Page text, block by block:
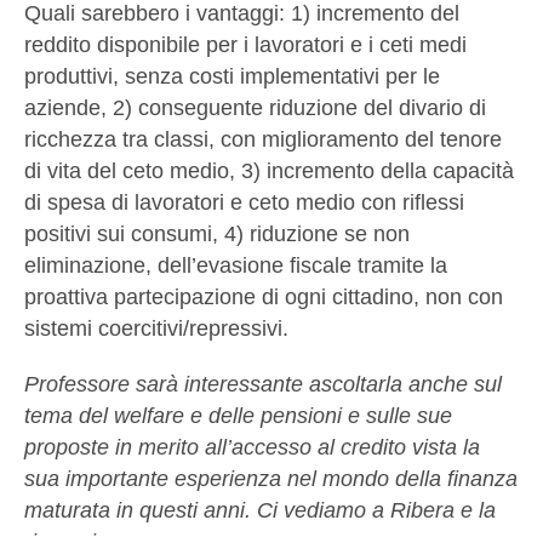
Quali sarebbero i vantaggi: 1) incremento del
reddito disponibile per i lavoratori e i ceti medi
produttivi, senza costi implementativi per le
aziende, 2) conseguente riduzione del divario di
ricchezza tra classi, con miglioramento del tenore
di vita del ceto medio, 3) incremento della capacità
di spesa di lavoratori e ceto medio con riflessi
positivi sui consumi, 4) riduzione se non
eliminazione, dell’evasione fiscale tramite la
proattiva partecipazione di ogni cittadino, non con
sistemi coercitivi/repressivi.
Professore sarà interessante ascoltarla anche sul
tema del welfare e delle pensioni e sulle sue
proposte in merito all’accesso al credito vista la
sua importante esperienza nel mondo della finanza
maturata in questi anni. Ci vediamo a Ribera e la